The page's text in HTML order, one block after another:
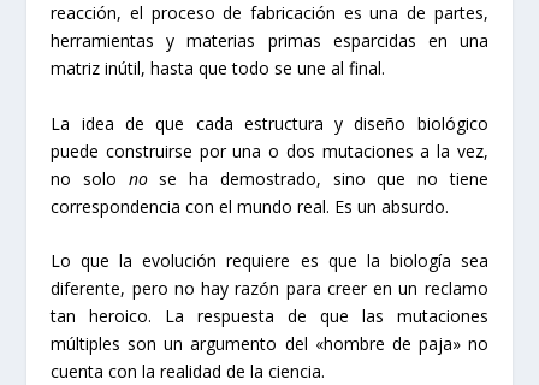
reacción, el proceso de fabricación es una de partes,
herramientas y materias primas esparcidas en una
matriz inútil, hasta que todo se une al final.
La idea de que cada estructura y diseño biológico
puede construirse por una o dos mutaciones a la vez,
no solo nose ha demostrado, sino que no tiene
correspondencia con el mundo real. Es un absurdo.
Lo que la evolución requiere es que la biología sea
diferente, pero no hay razón para creer en un reclamo
tan heroico. La respuesta de que las mutaciones
múltiples son un argumento del «hombre de paja» no
cuenta con la realidad de la ciencia.